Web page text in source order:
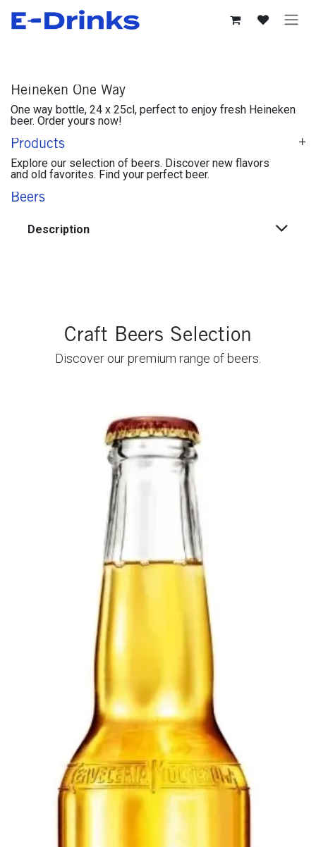
Se rendre au contenu
Heineken One Way
One way bottle, 24 x 25cl, perfect to enjoy fresh Heineken
beer. Order yours now!
Products
Explore our selection of beers. Discover new flavors
and old favorites. Find your perfect beer.
Beers
Description
Craft Beers Selection
Discover our premium range of beers.